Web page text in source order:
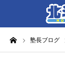
塾長ブログ
HOME